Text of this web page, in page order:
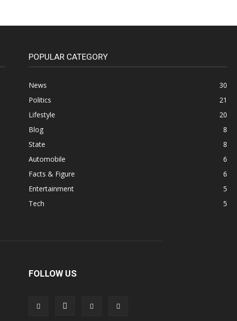
POPULAR CATEGORY
News
30
Politics
21
Lifestyle
20
Blog
8
State
8
Automobile
6
Facts & Figure
6
Entertainment
5
Tech
5
FOLLOW US